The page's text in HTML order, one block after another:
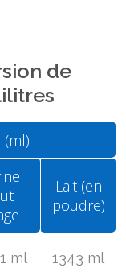
de
(ml)
Lait (en
poudre)
ml 1343 ml